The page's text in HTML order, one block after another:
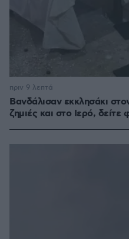
Βανδάλισαν εκκλησάκι
ζημιές και στο Ιερό,
πριν 9 λεπτά